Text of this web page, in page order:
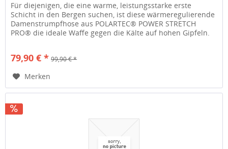
Für diejenigen, die eine warme, leistungsstarke erste
Schicht in den Bergen suchen, ist diese wärmeregulierende
Damenstrumpfhose aus POLARTEC® POWER STRETCH
PRO® die ideale Waffe gegen die Kälte auf hohen Gipfeln.
79,90 € * 99,90 € *
Merken